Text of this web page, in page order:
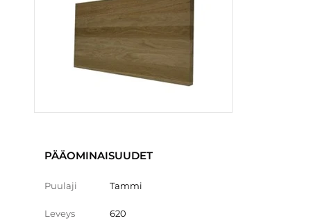
PÄÄOMINAISUUDET
Puulaji Tammi
Leveys 620